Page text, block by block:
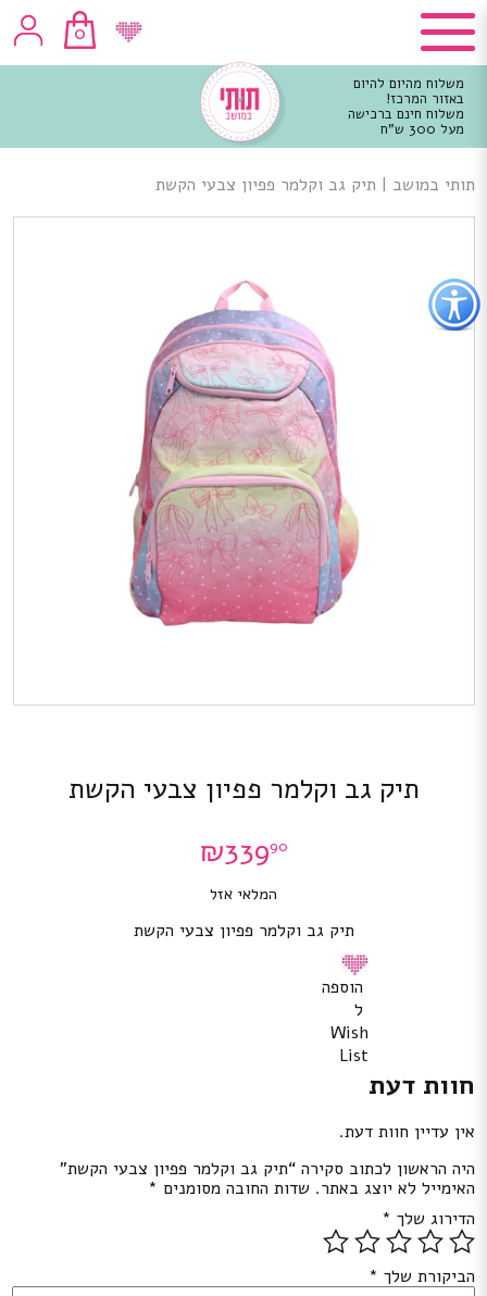
כפתור
לפתיחת
תפריט
נגישות
0
משלוח מהיום להיום
באזור המרכז!
משלוח חינם ברכישה
מעל 300 ש"ח
מרכזי
תותי במושב | תיק גב וקלמר פפיון צבעי הקשת
תיק גב וקלמר פפיון צבעי הקשת
₪33990
המלאי אזל
תיק גב וקלמר פפיון צבעי הקשת
הוספה
ל
Wish
List
חוות דעת
אין עדיין חוות דעת.
היה הראשון לכתוב סקירה “תיק גב וקלמר פפיון צבעי הקשת”
האימייל לא יוצג באתר. שדות החובה מסומנים *
הדירוג שלך *
הביקורת שלך *